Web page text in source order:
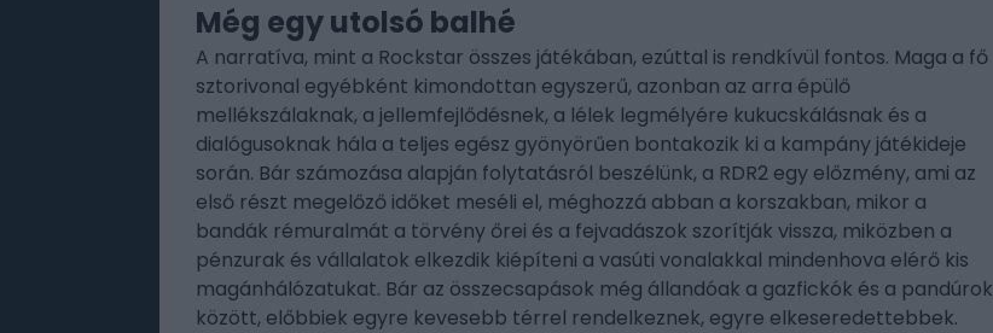
Még egy utolsó balhé
A narratíva, mint a Rockstar összes játékában, ezúttal is rendkívül fontos. Maga a fő
sztorivonal egyébként kimondottan egyszerű, azonban az arra épülő
mellékszálaknak, a jellemfejlődésnek, a lélek legmélyére kukucskálásnak és a
dialógusoknak hála a teljes egész gyönyörűen bontakozik ki a kampány játékideje
során. Bár számozása alapján folytatásról beszélünk, a RDR2 egy előzmény, ami az
első részt megelőző időket meséli el, méghozzá abban a korszakban, mikor a
bandák rémuralmát a törvény őrei és a fejvadászok szorítják vissza, miközben a
pénzurak és vállalatok elkezdik kiépíteni a vasúti vonalakkal mindenhova elérő kis
magánhálózatukat. Bár az összecsapások még állandóak a gazfickók és a pandúrok
között, előbbiek egyre kevesebb térrel rendelkeznek, egyre elkeseredettebbek.